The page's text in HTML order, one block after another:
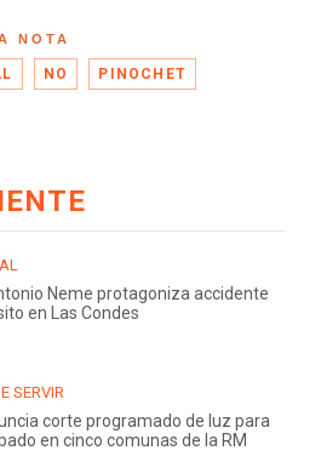
NOTA
NO PINOCHET
Neme protagoniza accidente
en Las Condes
SERVIR
corte programado de luz para
en cinco comunas de la RM